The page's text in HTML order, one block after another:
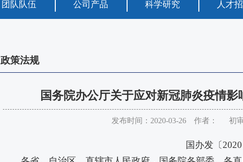
团队队伍 公司产品 科学研究 人才
政策法规
国务院办公厅关于应对新冠肺炎疫情
发布时间：2020-03-26 作者：
国办发〔